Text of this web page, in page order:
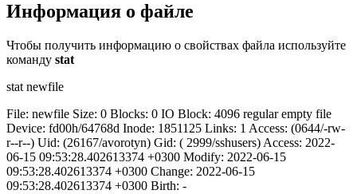
Информация о файле
Чтобы получить информацию о свойствах файла используйте
команду stat
stat newfile
File: newfile Size: 0 Blocks: 0 IO Block: 4096 regular empty file
Device: fd00h/64768d Inode: 1851125 Links: 1 Access: (0644/-rw-
r--r--) Uid: (26167/avorotyn) Gid: ( 2999/sshusers) Access: 2022-
06-15 09:53:28.402613374 +0300 Modify: 2022-06-15
09:53:28.402613374 +0300 Change: 2022-06-15
09:53:28.402613374 +0300 Birth: -